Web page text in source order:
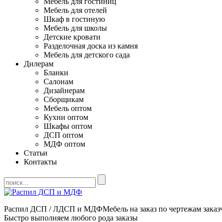
Мебель для отелей
Шкаф в гостиную
Мебель для школы
Детские кровати
Разделочная доска из камня
Мебель для детского сада
Дилерам
Бланки
Салонам
Дизайнерам
Сборщикам
Мебель оптом
Кухни оптом
Шкафы оптом
ДСП оптом
МДФ оптом
Статьи
Контакты
Распил ДСП / ЛДСП и МДФМебель на заказ по чертежам
Быстро выполняем любого рода заказы